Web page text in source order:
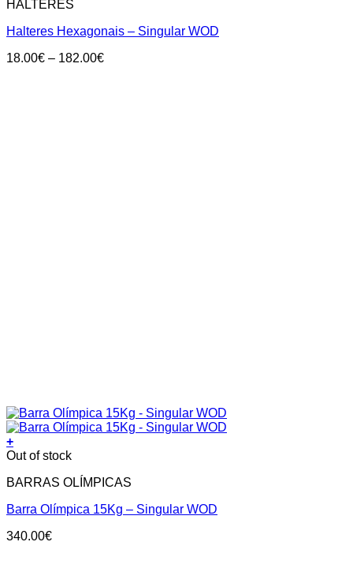
HALTERES
Halteres Hexagonais – Singular WOD
18.00€ – 182.00€Price
+
Out of stock
BARRAS OLÍMPICAS
Barra Olímpica 15Kg – Singular WOD
340.00€